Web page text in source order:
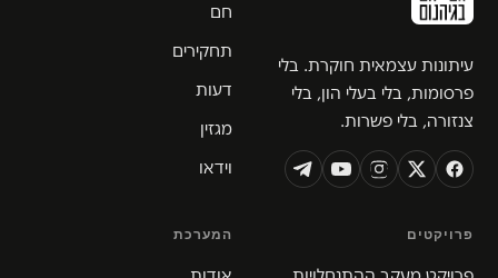
עיתונות עצמאית חוקרת. בלי
פרסומות, בלי בעלי הון, בלי
צנזורה, בלי פשרות.
חם
תחקירים
דעות
מגזין
וידאו
פרויקטים המערכת